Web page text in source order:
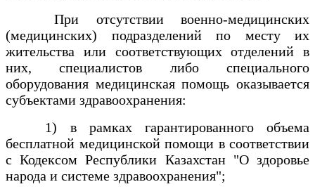
При отсутствии военно-медицинских
(медицинских) подразделений по месту их
жительства или соответствующих отделений в
них, специалистов либо специального
оборудования медицинская помощь оказывается
субъектами здравоохранения:
1) в рамках гарантированного объема
бесплатной медицинской помощи в соответствии
с Кодексом Республики Казахстан "О здоровье
народа и системе здравоохранения";